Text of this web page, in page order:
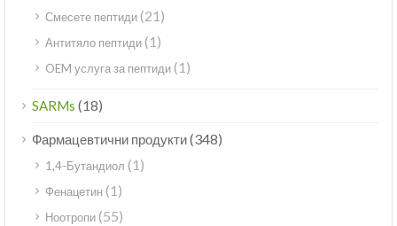
Смесете пептиди(21)
Антитяло пептиди(1)
OEM услуга за пептиди(1)
SARMs (18)
Фармацевтични продукти(348)
1,4-Бутандиол (1)
Фенацетин(1)
Ноотропи(55)